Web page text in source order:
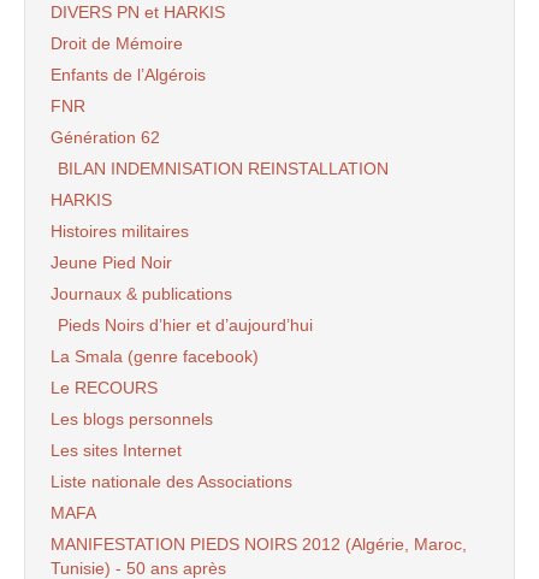
DIVERS PN et HARKIS
Droit de Mémoire
Enfants de l’Algérois
FNR
Génération 62
BILAN INDEMNISATION REINSTALLATION
HARKIS
Histoires militaires
Jeune Pied Noir
Journaux & publications
Pieds Noirs d’hier et d’aujourd’hui
La Smala (genre facebook)
Le RECOURS
Les blogs personnels
Les sites Internet
Liste nationale des Associations
MAFA
MANIFESTATION PIEDS NOIRS 2012 (Algérie, Maroc,
Tunisie) - 50 ans après